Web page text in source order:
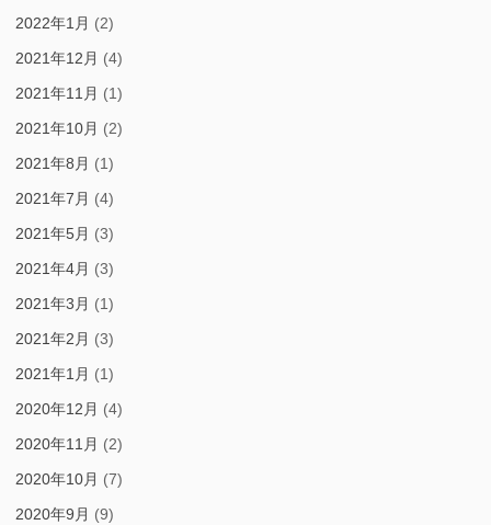
2022年1月 (2)
2021年12月 (4)
2021年11月 (1)
2021年10月 (2)
2021年8月 (1)
2021年7月 (4)
2021年5月 (3)
2021年4月 (3)
2021年3月 (1)
2021年2月 (3)
2021年1月 (1)
2020年12月 (4)
2020年11月 (2)
2020年10月 (7)
2020年9月 (9)